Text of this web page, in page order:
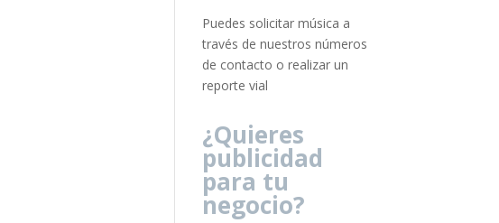
Puedes solicitar música a
través de nuestros números
de contacto o realizar un
reporte vial
¿Quieres
publicidad
para tu
negocio?